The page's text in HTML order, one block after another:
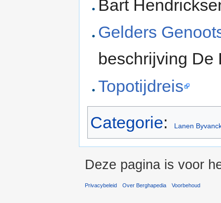
Bart
Gelders
beschrijving De
Topotijdreis
Categorie: Lanen
Deze pagina is voor
Privacybeleid Over Berghapedia Voorbehoud